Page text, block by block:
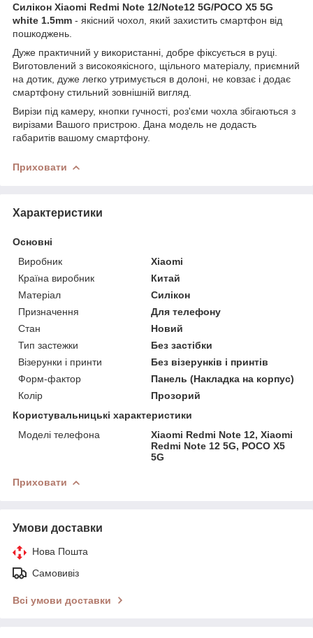
Силікон Xiaomi Redmi Note 12/Note12 5G/POCO X5 5G
white 1.5mm - якісний чохол, який захистить смартфон від
пошкоджень.
Дуже практичний у використанні, добре фіксується в руці.
Виготовлений з високоякісного, щільного матеріалу, приємний
на дотик, дуже легко утримується в долоні, не ковзає і додає
смартфону стильний зовнішній вигляд.
Вирізи під камеру, кнопки гучності, роз'єми чохла збігаються з
вирізами Вашого пристрою. Дана модель не додасть
габаритів вашому смартфону.
Приховати
Характеристики
Основні
Виробник
Xiaomi
Країна виробник
Китай
Матеріал
Силікон
Призначення
Для телефону
Стан
Новий
Тип застежки
Без застібки
Візерунки і принти
Без візерунків і принтів
Форм-фактор
Панель (Накладка на корпус)
Колір
Прозорий
Користувальницькі характеристики
Моделі телефона
Xiaomi Redmi Note 12, Xiaomi
Redmi Note 12 5G, POCO X5
5G
Приховати
Умови доставки
Нова Пошта
Самовивіз
Всі умови доставки